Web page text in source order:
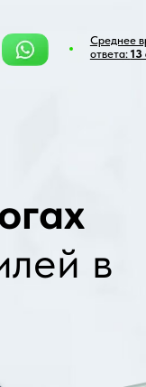
Среднее время
ответа:
13 секунд